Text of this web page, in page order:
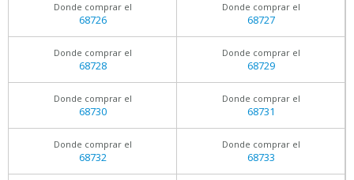
Donde comprar el
68726
Donde comprar el
68727
Donde comprar el
68728
Donde comprar el
68729
Donde comprar el
68730
Donde comprar el
68731
Donde comprar el
68732
Donde comprar el
68733